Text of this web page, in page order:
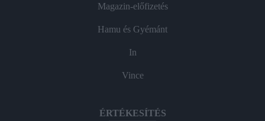
Magazin-előfizetés
Hamu és Gyémánt
In
Vince
ÉRTÉKESÍTÉS